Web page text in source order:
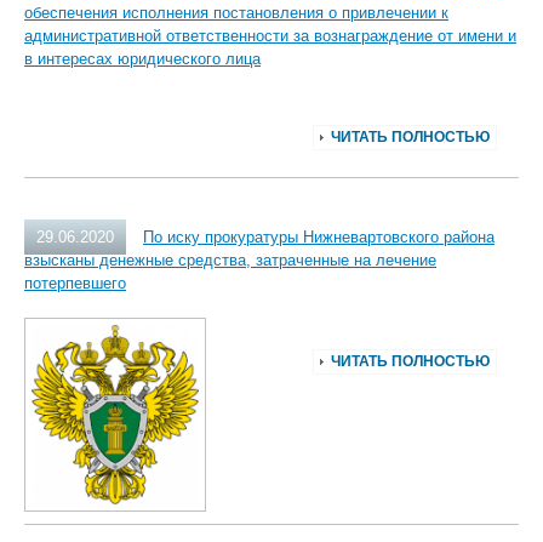
обеспечения исполнения постановления о привлечении к
административной ответственности за вознаграждение от имени и
в интересах юридического лица
ЧИТАТЬ ПОЛНОСТЬЮ
29.06.2020
По иску прокуратуры Нижневартовского района
взысканы денежные средства, затраченные на лечение
потерпевшего
ЧИТАТЬ ПОЛНОСТЬЮ